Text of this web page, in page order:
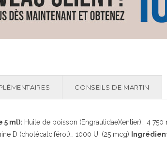
CONSEILS DE MARTIN
5 ml): Huile de poisson (Engraulidae)(entier)… 4
D (cholécalciférol)… 1000 UI (25 mcg)